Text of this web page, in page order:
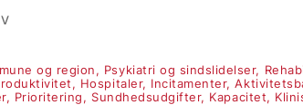
og region, Psykiatri og sindslidelser,
Hospitaler, Incitamenter,
Prioritering, Sundhedsudgifter, Kapacitet,